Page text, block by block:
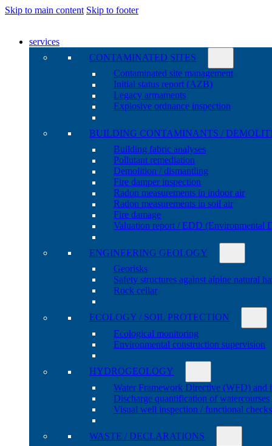
Skip to main content Skip to footer
services
CONTAMINATED SITES
Contaminated site management
Initial status report (AZB)
Legacy armaments
Explosive ordnance inspection
BUILDING CONTAMINANTS /
Building fabric analyses
Pollutant remediation
Demolition / dismantling
Fire damper inspection
Radon measurements in indoor air
Radon measurements in soil air
Fire damage
Valuation report / EDD (Environmental
ENGINEERING GEOLOGY
Georisks
Safety structures against alpine natural
Rock cellar
ECOLOGY / SOIL PROTECTION
Ecological monitoring
Environmental construction supervision
HYDROGEOLOGY
Water Framework Directive (WFD) and
Discharge quantification of watercourses
Visual well inspection / functional checks
WASTE / DECLARATIONS